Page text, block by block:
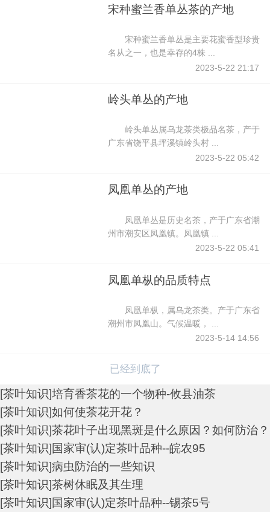
宋种蜜兰香单丛茶的产地
宋种蜜兰香单丛是主要花蜜香型珍贵
名从之一，也是幸存的4株 ...
2023-5-22 21:17
岭头单丛的产地
岭头单丛属乌龙茶类极品名茶，产于
广东省饶平县坪溪镇岭头村 ...
2023-5-22 05:42
凤凰单丛的产地
凤凰单丛是历史名茶，产于广东省潮
州市潮安区凤凰镇。凤凰镇 ...
2023-5-22 05:41
凤凰单枞的品质特点
凤凰单枞，属乌龙茶类。产于广东省
潮州市凤凰山。气候温暖， ...
2023-5-14 14:56
已经到底了
[茶叶知识]培育香茶花的一个物种-攸县油茶
[茶叶知识]如何使茶花开花？
[茶叶知识]茶花叶子出现黑斑是什么原因？如何防治？
[茶叶知识] 国家审(认)定茶叶品种--皖农95
[茶叶知识]病虫防治的一些知识
[茶叶知识]茶树休眠及其生理
[茶叶知识] 国家审(认)定茶叶品种--锡茶5号